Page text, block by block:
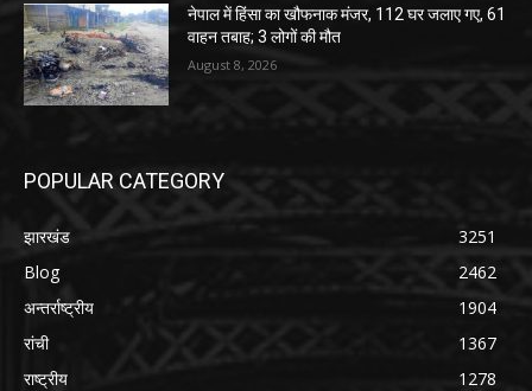
नेपाल में हिंसा का खौफनाक मंजर, 112 घर जलाए गए, 61
वाहन तबाह; 3 लोगों की मौत
August 8, 2026
POPULAR CATEGORY
झारखंड
3251
Blog
2462
अन्तर्राष्ट्रीय
1904
रांची
1367
राष्ट्रीय
1278